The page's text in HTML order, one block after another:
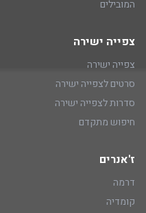
המובילים
צפייה ישירה
צפייה ישירה
סרטים לצפייה ישירה
סדרות לצפייה ישירה
חיפוש מתקדם
ז'אנרים
דרמה
קומדיה